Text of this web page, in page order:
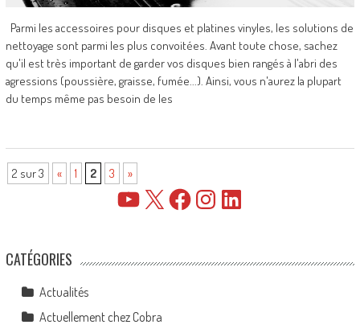
Parmi les accessoires pour disques et platines vinyles, les solutions de
nettoyage sont parmi les plus convoitées. Avant toute chose, sachez
qu'il est très important de garder vos disques bien rangés à l'abri des
agressions (poussière, graisse, fumée...). Ainsi, vous n'aurez la plupart
du temps même pas besoin de les
2 sur 3 « 1 2 3 »
YouTube FacebookInstagramLinkedIn
CATÉGORIES
Actualités
Actuellement chez Cobra